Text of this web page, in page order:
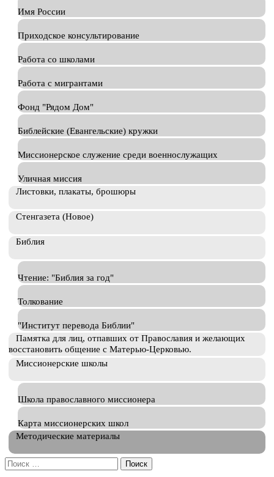
Имя России
Приходское консультирование
Работа со школами
Работа с мигрантами
Фонд "Рядом Дом"
Библейские (Евангельские) кружки
Миссионерское служение среди военнослужащих
Уличная миссия
Листовки, плакаты, брошюры
Стенгазета (Новое)
Библия
Чтение: "Библия за год"
Толкование
"Институт перевода Библии"
Памятка для лиц, отпавших от Православия и желающих
восстановить общение с Матерью-Церковью.
Миссионерские школы
Школа православного миссионера
Карта миссионерских школ
Методические материалы
Искать: